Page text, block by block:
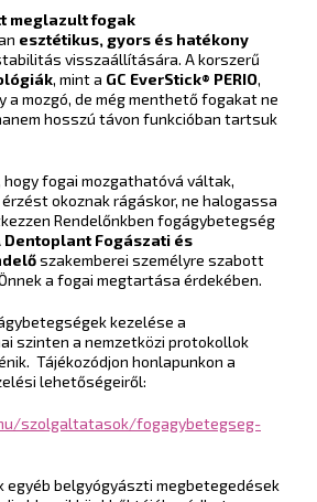
meglazult fogak
esztétikus, gyors és hatékony
visszaállítására. A korszerű
, mint a GC EverStick® PERIO,
a mozgó, de még menthető fogakat ne
hosszú távon funkcióban tartsuk
hogy fogai mozgathatóvá váltak,
okoznak rágáskor, ne halogassa
Rendelőnkben fogágybetegség
Dentoplant Fogászati és
szakemberei személyre szabott
a fogai megtartása érdekében.
kezelése a
szinten a nemzetközi protokollok
Tájékozódjon honlapunkon a
lehetőségeiről:
szolgaltatasok/fogagybetegseg-
egyéb belgyógyászti megbetegedések